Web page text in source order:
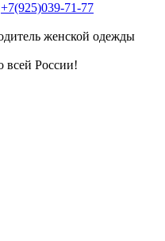
+7(925)039-71-77
женской одежды
всей России!